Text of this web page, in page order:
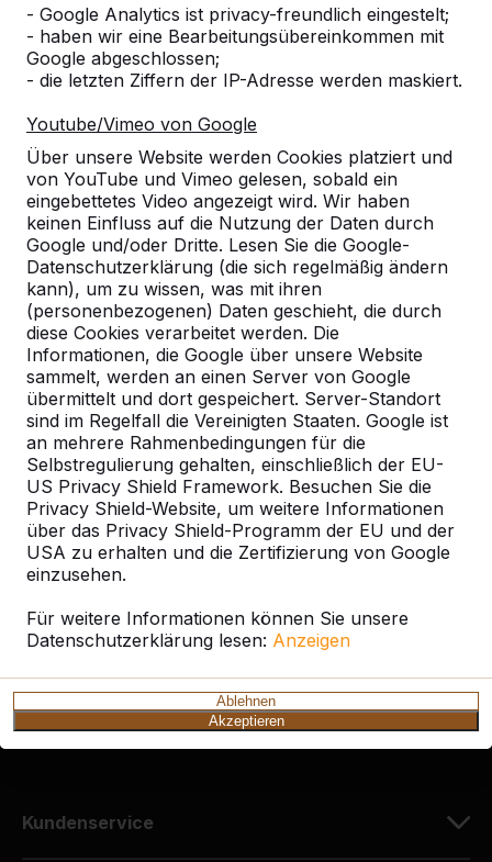
- Google Analytics ist privacy-freundlich eingestelt;
- haben wir eine Bearbeitungsübereinkommen mit
Google abgeschlossen;
- die letzten Ziffern der IP-Adresse werden maskiert.
Youtube/Vimeo von Google
Über unsere Website werden Cookies platziert und
von YouTube und Vimeo gelesen, sobald ein
eingebettetes Video angezeigt wird. Wir haben
keinen Einfluss auf die Nutzung der Daten durch
Google und/oder Dritte. Lesen Sie die Google-
Datenschutzerklärung (die sich regelmäßig ändern
kann), um zu wissen, was mit ihren
(personenbezogenen) Daten geschieht, die durch
diese Cookies verarbeitet werden. Die
Informationen, die Google über unsere Website
sammelt, werden an einen Server von Google
übermittelt und dort gespeichert. Server-Standort
sind im Regelfall die Vereinigten Staaten. Google ist
an mehrere Rahmenbedingungen für die
Selbstregulierung gehalten, einschließlich der EU-
US Privacy Shield Framework. Besuchen Sie die
Privacy Shield-Website, um weitere Informationen
über das Privacy Shield-Programm der EU und der
USA zu erhalten und die Zertifizierung von Google
einzusehen.
Für weitere Informationen können Sie unsere
Datenschutzerklärung lesen: Anzeigen
Ablehnen
Akzeptieren
Alles anzeigen
Ort oder Postleitzahl suchen
Zie ook
Oberkrämer
Kontakt
HeBlad Deutschland
Diekerstraße 97
42781 Haan
+49 212 934 77 25
info@HeBlad.de
Kundenservice